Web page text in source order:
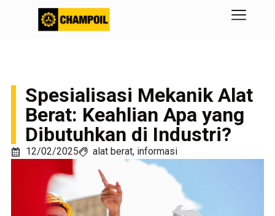
Spesialisasi Mekanik Alat
Berat: Keahlian Apa yang
Dibutuhkan di Industri?
12/02/2025 alat berat, informasi